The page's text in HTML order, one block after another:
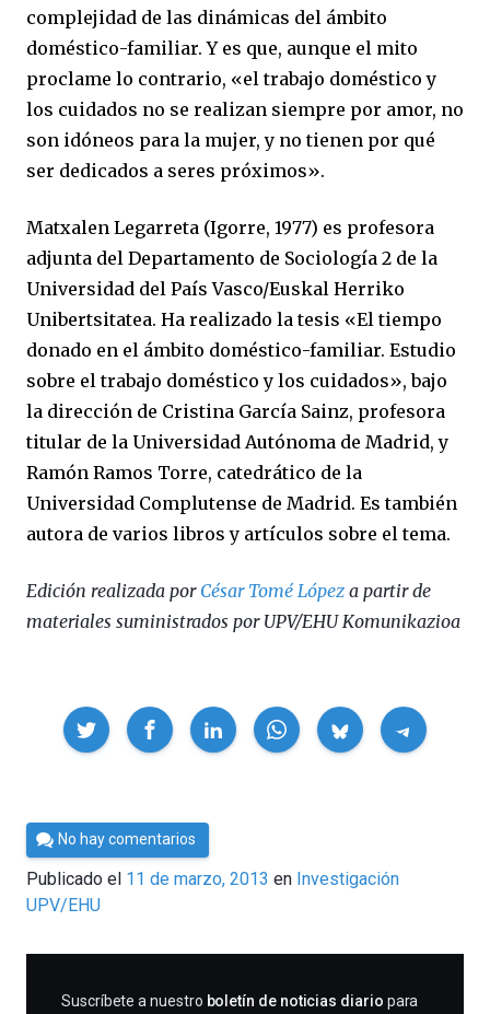
complejidad de las dinámicas del ámbito
doméstico-familiar. Y es que, aunque el mito
proclame lo contrario, «el trabajo doméstico y
los cuidados no se realizan siempre por amor, no
son idóneos para la mujer, y no tienen por qué
ser dedicados a seres próximos».
Matxalen Legarreta (Igorre, 1977) es profesora
adjunta del Departamento de Sociología 2 de la
Universidad del País Vasco/Euskal Herriko
Unibertsitatea. Ha realizado la tesis «El tiempo
donado en el ámbito doméstico-familiar. Estudio
sobre el trabajo doméstico y los cuidados», bajo
la dirección de Cristina García Sainz, profesora
titular de la Universidad Autónoma de Madrid, y
Ramón Ramos Torre, catedrático de la
Universidad Complutense de Madrid. Es también
autora de varios libros y artículos sobre el tema.
Edición realizada por César Tomé López a partir de
materiales suministrados por UPV/EHU Komunikazioa
Compartir
Por
Cultura
Cientifica
No hay comentarios
Publicado el 11 de marzo, 2013 en Investigación
UPV/EHU
SUSCRIBIRME
Suscríbete a nuestro boletín de noticias diario para